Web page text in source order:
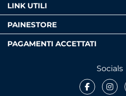
LINK UTILI
PAINESTORE
PAGAMENTI ACCETTATI
Socials